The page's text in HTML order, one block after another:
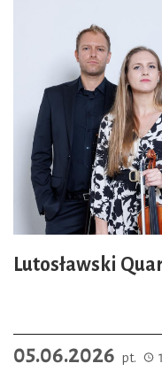
Lutosławski
05.06.2026 pt.